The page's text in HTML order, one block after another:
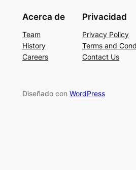
Acerca de
Team
History
Careers
Privacidad
Privacy Policy
Terms and
Contact Us
Diseñado con WordPress